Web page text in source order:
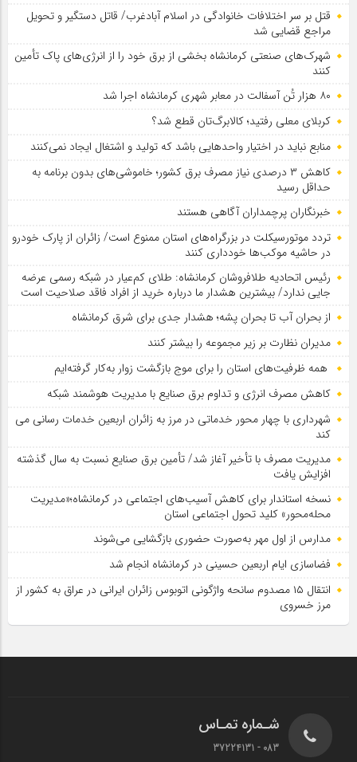
قتل بر سر اختلافات خانوادگی در اسلام آبادغرب/ قاتل دستگیر و تحویل
مراجع قضایی شد
شهرک‌های صنعتی کرمانشاه بخشی از برق خود را از انرژی‌های پاک تأمین
کنند
۸۰ هزار تُن آسفالت در معابر شهری کرمانشاه اجرا شد
کربلای معلی رفتید؛ کالابرگ‌تان قطع شد؟
منابع نباید در اختیار واحدهایی باشد که تولید و اشتغال ایجاد نمی‌کنند
کاهش ۳ درصدی نیاز مصرف برق کشور؛ خاموشی‌های بدون برنامه به
حداقل رسید
خبرنگاران پرچمداران آگاهی هستند
تردد موتورسیکلت در بزرگراه‌های استان ممنوع است/ زائران از پارک خودرو
در حاشیه موکب‌ها خودداری کنند
رئیس اتحادیه طلافروشان کرمانشاه: طلای کم‌عیار در شبکه رسمی عرضه
جایی ندارد/ بیشترین هشدار ما درباره خرید از افراد فاقد صلاحیت است
از بحران آب تا بحران پشه؛ هشدار جدی برای شرق کرمانشاه
مدیران نظارت بر زیر مجموعه را بیشتر کنند
همه ظرفیت‌های استان را برای موج بازگشت زوار به‌کار گرفته‌ایم
کاهش مصرف انرژی و تداوم برق صنایع با مدیریت هوشمند شبکه
شهرداری با چهار محور خدماتی در مرز به زائران اربعین خدمات رسانی می
کند
مدیریت مصرف با تأخیر آغاز شد/ تأمین برق صنایع نسبت به سال گذشته
افزایش یافت
نسخه استاندار برای کاهش آسیب‌های اجتماعی در کرمانشاه؛«مدیریت
محله‌محور» کلید تحول اجتماعی استان
مدارس از اول مهر به‌صورت حضوری بازگشایی می‌شوند
فضاسازی ایام اربعین حسینی در کرمانشاه انجام شد
انتقال ۱۵ مصدوم سانحه واژگونی اتوبوس زائران ایرانی در عراق به کشور از
مرز خسروی
شـماره تمـاس
083 - 37224131